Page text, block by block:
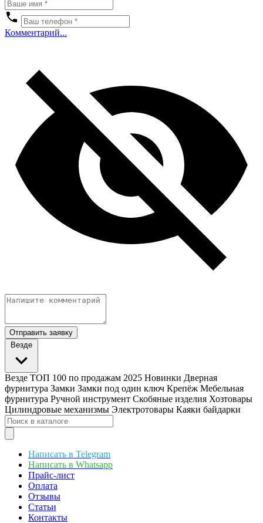
Комментарий...
Отправить заявку
Везде
Везде ТОП 100 по продажам 2025 Новинки Дверная
фурнитура Замки Замки под один ключ Крепёж Мебельная
фурнитура Ручной инструмент Скобяные изделия Хозтовары
Цилиндровые механизмы Электротовары Каяки байдарки
Написать в Telegram
Написать в Whatsapp
Прайс-лист
Оплата
Отзывы
Статьи
Контакты